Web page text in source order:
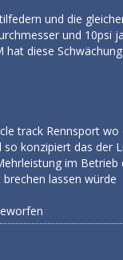
und die
und 10psi
diese
track Rennsport
konzipiert das
im
lassen würde